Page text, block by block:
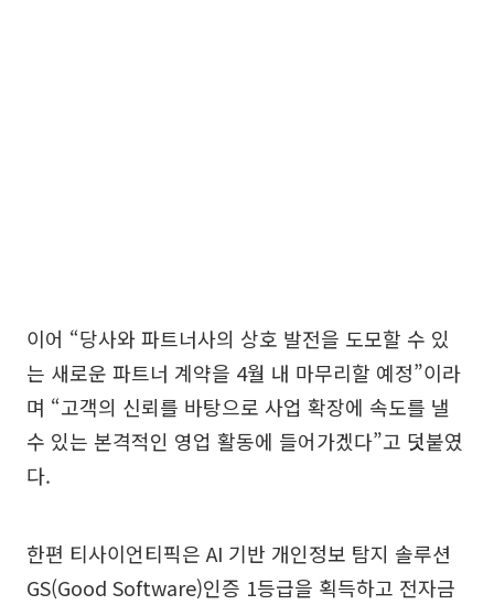
이어 “당사와 파트너사의 상호 발전을 도모할 수 있
는 새로운 파트너 계약을 4월 내 마무리할 예정”이라
며 “고객의 신뢰를 바탕으로 사업 확장에 속도를 낼
수 있는 본격적인 영업 활동에 들어가겠다”고 덧붙였
다.
한편 티사이언티픽은 AI 기반 개인정보 탐지 솔루션
GS(Good Software)인증 1등급을 획득하고 전자금